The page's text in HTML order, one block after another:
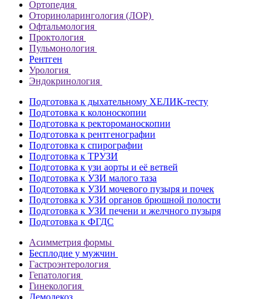
Ортопедия
Оториноларингология (ЛОР)
Офтальмология
Проктология
Пульмонология
Рентген
Урология
Эндокринология
Подготовка к дыхательному ХЕЛИК-тесту
Подготовка к колоноскопии
Подготовка к ректороманоскопии
Подготовка к рентгенографии
Подготовка к спирографии
Подготовка к ТРУЗИ
Подготовка к узи аорты и её ветвей
Подготовка к УЗИ малого таза
Подготовка к УЗИ мочевого пузыря и почек
Подготовка к УЗИ органов брюшной полости
Подготовка к УЗИ печени и желчного пузыря
Подготовка к ФГДС
Асимметрия формы
Бесплодие у мужчин
Гастроэнтерология
Гепатология
Гинекология
Демодекоз